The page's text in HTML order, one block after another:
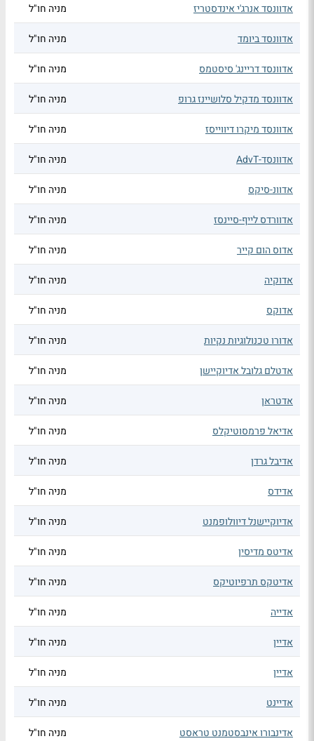
אדוונסד אנרג'י אינדסטריז מניה חו"ל
אדוונסד ביומד מניה חו"ל
אדוונסד דריינג' סיסטמס מניה חו"ל
אדוונסד מדקיל סלושיינז גרופ מניה חו"ל
אדוונסד מיקרו דיווייסז מניה חו"ל
אדוונסד-AdvT מניה חו"ל
אדוונ-סיקס מניה חו"ל
אדוורדס לייף-סיינסז מניה חו"ל
אדוס הום קייר מניה חו"ל
אדוקיה מניה חו"ל
אדוקס מניה חו"ל
אדורו טכנולוגיות נקיות מניה חו"ל
אדטלם גלובל אדיוקיישן מניה חו"ל
אדטראן מניה חו"ל
אדיאל פרמסוטיקלס מניה חו"ל
אדיבל גרדן מניה חו"ל
אדידס מניה חו"ל
אדיוקיישנל דיוולופמנט מניה חו"ל
אדיטס מדיסין מניה חו"ל
אדיטקס תרפיוטיקס מניה חו"ל
אדייה מניה חו"ל
אדיין מניה חו"ל
אדיין מניה חו"ל
אדיינט מניה חו"ל
אדינבורו אינבסטמנט טראסט מניה חו"ל